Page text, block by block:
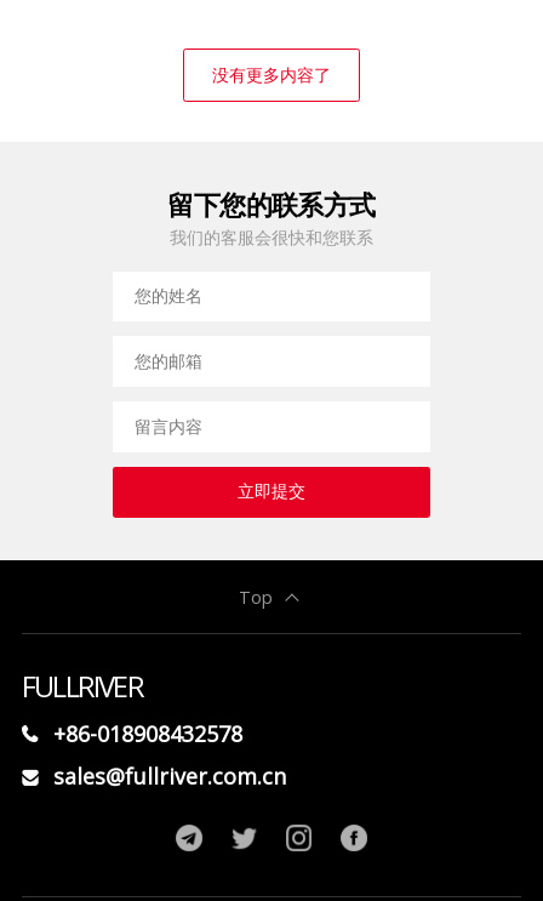
没有更多内容了
留下您的联系方式
我们的客服会很快和您联系
立即提交
Top
FULLRIVER
+86-018908432578
sales@fullriver.com.cn